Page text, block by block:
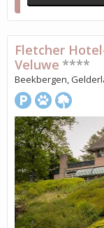
Fletcher
Veluwe ****
Beekbergen,